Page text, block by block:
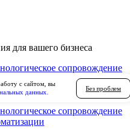
для вашего бизнеса
сопровождение
сопровождение
с сайтом, вы
данных. Без проблем